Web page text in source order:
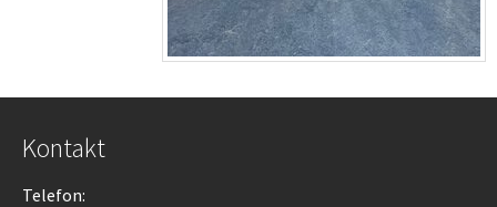
Kontakt
Telefon: